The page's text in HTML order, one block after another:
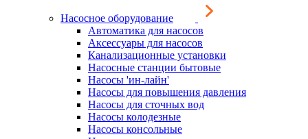
Насосное оборудование
Автоматика для насосов
Аксессуары для насосов
Канализационные установки
Насосные станции бытовые
Насосы 'ин-лайн'
Насосы для повышения давления
Насосы для сточных вод
Насосы колодезные
Насосы консольные